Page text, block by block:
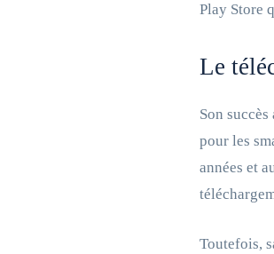
Play Store
Le
Son
pour les
années et
Toutefois,